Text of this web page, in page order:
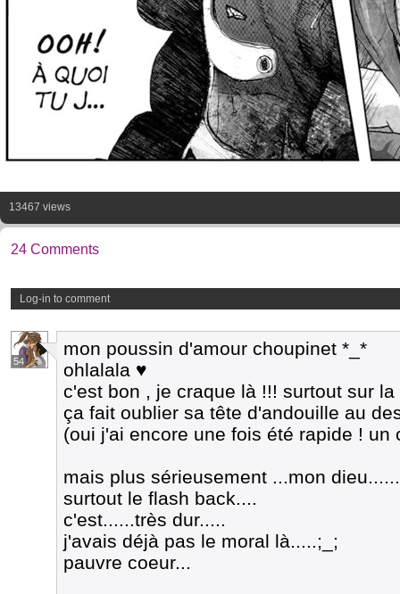
13467 views
24 Comments
Log-in to comment
54
mon poussin d'amour choupinet *_*
ohlalala ♥
c'est bon , je craque là !!! surtout sur
ça fait oublier sa tête d'andouille au
(oui j'ai encore une fois été rapide ! un
mais plus sérieusement ...mon
surtout le flash back....
c'est......très dur.....
j'avais déjà pas le moral là.....;_;
pauvre coeur...